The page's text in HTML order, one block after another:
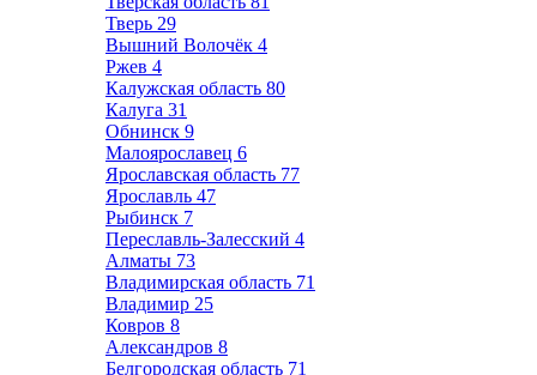
Тверь 29
Вышний Волочёк 4
Ржев 4
Калужская область 80
Калуга 31
Обнинск 9
Малоярославец 6
Ярославская область 77
Ярославль 47
Рыбинск 7
Переславль-Залесский 4
Алматы 73
Владимирская область 71
Владимир 25
Ковров 8
Александров 8
Белгородская область 71